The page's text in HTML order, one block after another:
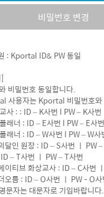
비밀번호 변경
: Kportal ID& PW 동일
비밀번호 동일합니다.
사용자는 Kportal 비밀번호와
사 : : ID – K사번 l PW – K사번
래너 : ID – E사번 l PW – E사번
래너 : ID – W사번 l PW – W사
달인 원장 : ID – S사번 ㅣ PW
– T사번 ㅣ PW – T사번
이티브 화상교사 : ID – C사번
오름 : ID – O사번 ㅣ PW - O사
문자는 대문자로 기입바랍니다.